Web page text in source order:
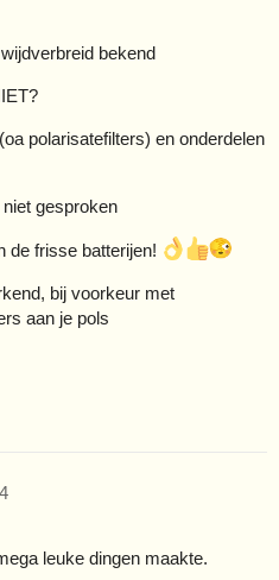
bekend
polarisatefilters) en onderdelen
gesproken
de frisse batterijen!
bij voorkeur met
aan je pols
leuke dingen maakte.